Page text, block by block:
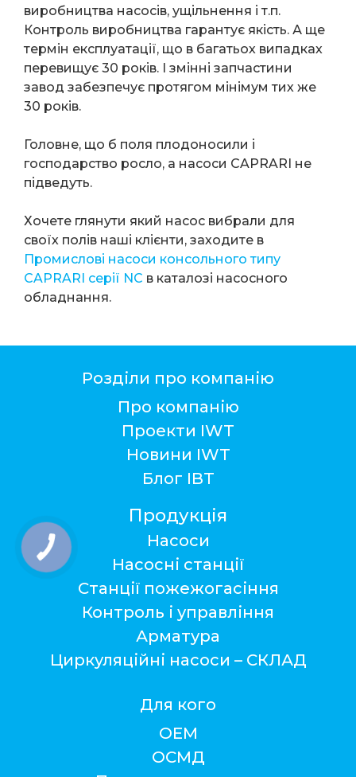
виробництва насосів, ущільнення і т.п.
Контроль виробництва гарантує якість. А ще
термін експлуатації, що в багатьох випадках
перевищує 30 років. І змінні запчастини
завод забезпечує протягом мінімум тих же
30 років.
Головне, що б поля плодоносили і
господарство росло, а насоси CAPRARI не
підведуть.
Хочете глянути який насос вибрали для
своїх полів наші клієнти, заходите в
Промислові насоси консольного типу
CAPRARI серії NC в каталозі насосного
обладнання.
Розділи про компанію
Про компанію
Проекти IWT
Новини IWT
Блог ІВТ
Продукція
Насоси
Насосні станції
Станції пожежогасіння
Контроль і управління
Арматура
Циркуляційні насоси – СКЛАД
Для кого
ОЕМ
ОСМД